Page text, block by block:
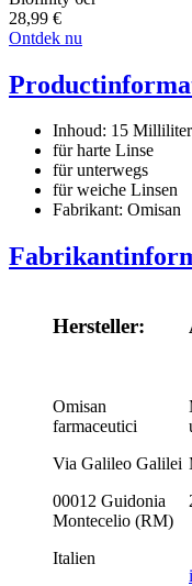
28,99 €
Ontdek nu
Inhoud: 15 Milliliter
für harte Linse
für unterwegs
für weiche Linsen
Fabrikant: Omisan
Hersteller:
Omisan
farmaceutici
Via Galileo Galilei
00012 Guidonia
Montecelio (RM)
Italien